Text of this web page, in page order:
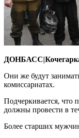
Они же будут
комиссариатах.
Подчеркивается, что
должны провести в
Более старших